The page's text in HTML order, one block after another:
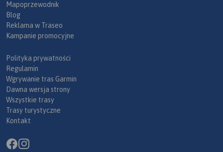
Mapoprzewodnik
Blog
Reklama w Traseo
Kampanie promocyjne
Polityka prywatności
Regulamin
Wgrywanie tras Garmin
Dawna wersja strony
Wszystkie trasy
Trasy turystyczne
Kontakt